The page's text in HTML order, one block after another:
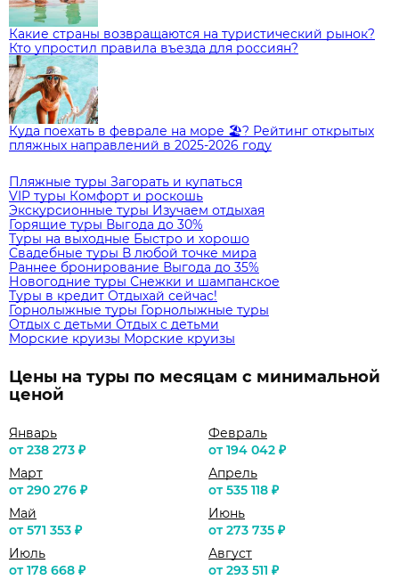
Какие страны возвращаются на туристический рынок?
Кто упростил правила въезда для россиян?
Куда поехать в феврале на море 🏖️? Рейтинг открытых
пляжных направлений в 2025-2026 году
Пляжные туры Загорать и купаться
VIP туры Комфорт и роскошь
Экскурсионные туры Изучаем отдыхая
Горящие туры Выгода до 30%
Туры на выходные Быстро и хорошо
Свадебные туры В любой точке мира
Раннее бронирование Выгода до 35%
Новогодние туры Снежки и шампанское
Туры в кредит Отдыхай сейчас!
Горнолыжные туры Горнолыжные туры
Отдых с детьми Отдых с детьми
Морские круизы Морские круизы
Цены на туры по месяцам с минимальной
ценой
Январь
от 238 273 ₽
Февраль
от 194 042 ₽
Март
от 290 276 ₽
Апрель
от 535 118 ₽
Май
от 571 353 ₽
Июнь
от 273 735 ₽
Июль
от 178 668 ₽
Август
от 293 511 ₽